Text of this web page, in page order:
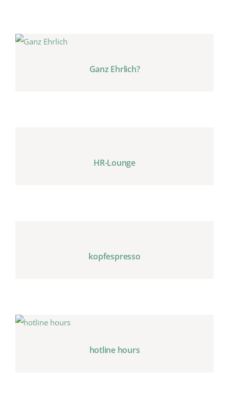
Ganz Ehrlich?
HR-Lounge
kopfespresso
hotline hours